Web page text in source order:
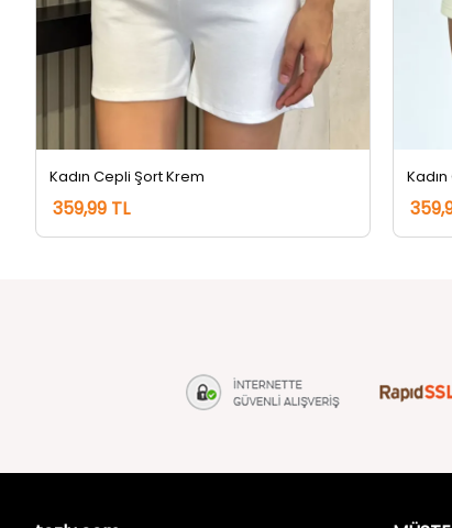
Kadın Cepli Şort Krem
359,99 TL